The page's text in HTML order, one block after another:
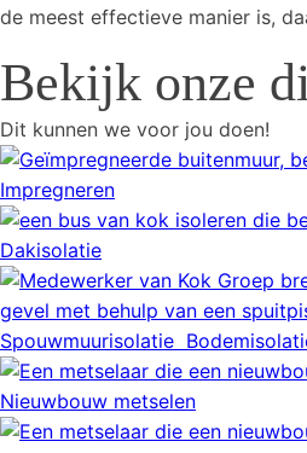
de meest effectieve manier is,
Bekijk onze
Dit kunnen we voor jou doen!
Impregneren
Dakisolatie
Spouwmuurisolatie
Nieuwbouw metselen